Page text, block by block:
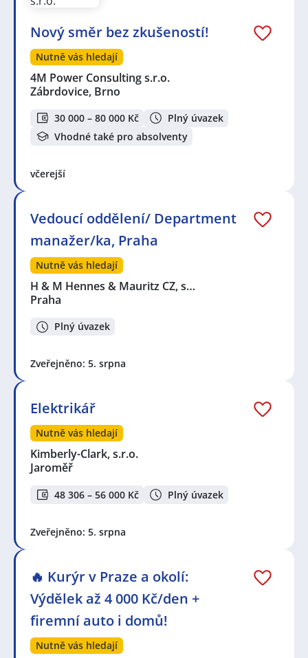
Nový směr bez zkušeností!
Nutně vás hledají
4M Power Consulting s.r.o.
Zábrdovice, Brno
30 000 – 80 000 Kč
Plný úvazek
Vhodné také pro absolventy
včerejší
Vedoucí oddělení/ Department
manažer/ka, Praha
Nutně vás hledají
H & M Hennes & Mauritz CZ, s…
Praha
Plný úvazek
Zveřejněno: 5. srpna
Elektrikář
Nutně vás hledají
Kimberly-Clark, s.r.o.
Jaroměř
48 306 – 56 000 Kč Plný úvazek
Zveřejněno: 5. srpna
🔥 Kurýr v Praze a okolí:
Výdělek až 4 000 Kč/den +
firemní auto i domů!
Nutně vás hledají